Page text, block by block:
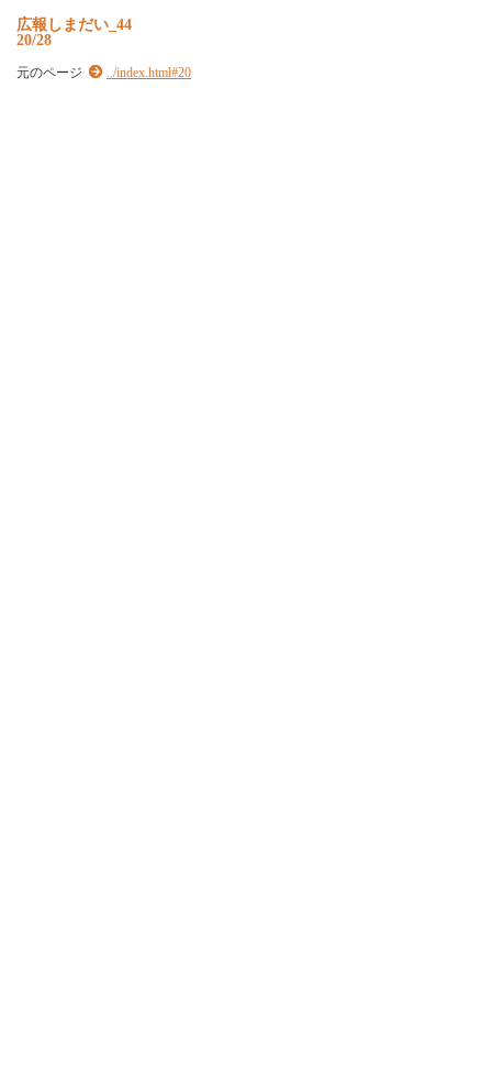
広報しまだい_44
20/28
元のページ ../index.html#20